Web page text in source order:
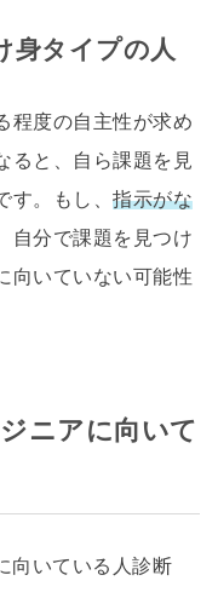
身タイプの人
程度の自主性が求め
ると、自ら課題を見
す。もし、指示がな
自分で課題を見つけ
向いていない可能性
ニアに向いて